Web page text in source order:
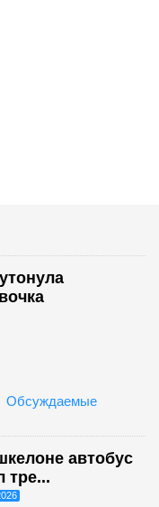
Обсуждаемые
автобус
тре...